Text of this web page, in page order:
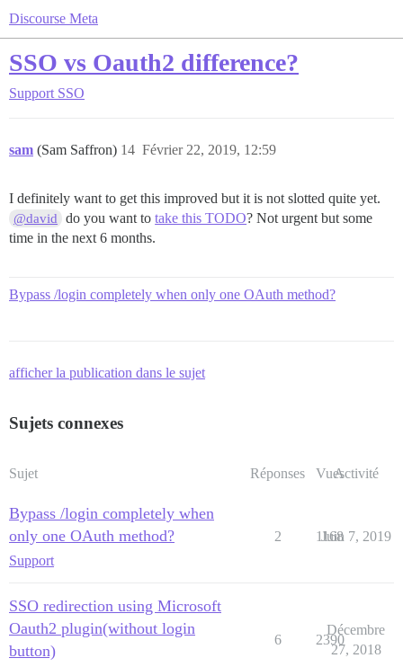
Discourse Meta
SSO vs Oauth2 difference?
Support SSO
sam (Sam Saffron) Février 22, 2019, 12:59
14
I definitely want to get this improved but it is not slotted quite yet.
@david do you want totake this TODO? Not urgent but some
time in the next 6 months.
Bypass /login completely when only one OAuth method?
afficher la publication dans le sujet
Sujets connexes
Sujet Réponses VuesActivité
Bypass /login completely when
only one OAuth method?
Support
2 1168
Juin 7, 2019
SSO redirection using Microsoft
Oauth2 plugin(without login
button)
6 2390
Décembre
27, 2018